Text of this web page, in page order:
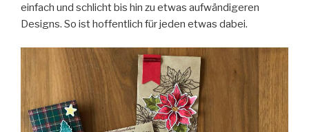
einfach und schlicht bis hin zu etwas aufwändigeren
Designs. So ist hoffentlich für jeden etwas dabei.